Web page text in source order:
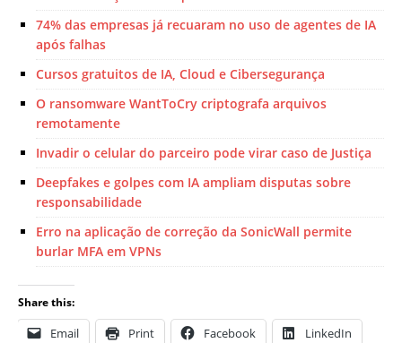
74% das empresas já recuaram no uso de agentes de IA
após falhas
Cursos gratuitos de IA, Cloud e Cibersegurança
O ransomware WantToCry criptografa arquivos
remotamente
Invadir o celular do parceiro pode virar caso de Justiça
Deepfakes e golpes com IA ampliam disputas sobre
responsabilidade
Erro na aplicação de correção da SonicWall permite
burlar MFA em VPNs
Share this:
Email Print Facebook LinkedIn